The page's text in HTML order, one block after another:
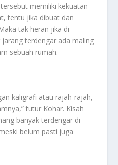
memiliki kekuatan
tentu jika dibuat dan
tak heran jika di
jarang terdengar ada maling
sebuah rumah.
kaligrafi atau rajah-rajah,
tutur Kohar. Kisah
banyak terdengar di
belum pasti juga